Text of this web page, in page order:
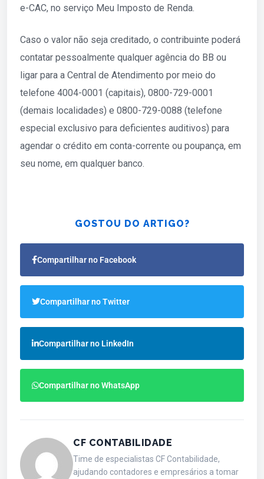
e-CAC, no serviço Meu Imposto de Renda.
Caso o valor não seja creditado, o contribuinte poderá
contatar pessoalmente qualquer agência do BB ou
ligar para a Central de Atendimento por meio do
telefone 4004-0001 (capitais), 0800-729-0001
(demais localidades) e 0800-729-0088 (telefone
especial exclusivo para deficientes auditivos) para
agendar o crédito em conta-corrente ou poupança, em
seu nome, em qualquer banco.
GOSTOU DO ARTIGO?
Compartilhar no Facebook
Compartilhar no Twitter
Compartilhar no LinkedIn
Compartilhar no WhatsApp
CF CONTABILIDADE
Time de especialistas CF Contabilidade,
ajudando contadores e empresários a tomar